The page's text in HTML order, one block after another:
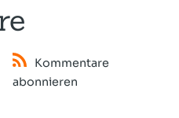
Kommentare
abonnieren